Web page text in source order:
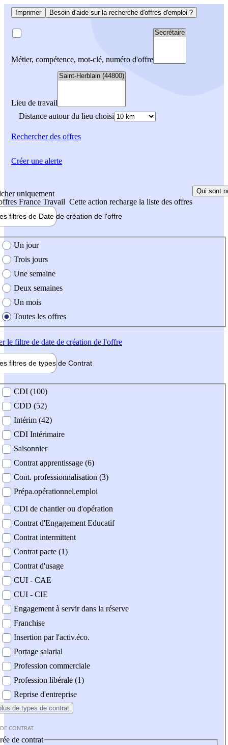
Imprimer Besoin d'aide sur la recherche d'offres d'emploi ?
Métier, compétence, mot-clé, numéro d'offre
Lieu de travail
Distance autour du lieu choisi
Rechercherdes offres
uniquement
France Travail Cette action recharge la liste des offres
Qui sont
filtres de Date de création de l'offre
création de l'offre
Un jour
Trois jours
Une semaine
Deux semaines
Un mois
Toutes les offres
le filtre de date de création de l'offre
filtres de types de Contrat
contrat
CDI (100)
CDD (52)
Intérim (42)
CDI Intérimaire
Saisonnier
Contrat apprentissage (6)
Cont. professionnalisation (3)
Prépa.opérationnel.emploi
CDI de chantier ou d'opération
Contrat d'Engagement Educatif
Contrat intermittent
Contrat pacte (1)
Contrat d'usage
CUI - CAE
CUI - CIE
Engagement à servir dans la réserve
Franchise
Insertion par l'activ.éco.
Portage salarial
Profession commerciale
Profession libérale (1)
Reprise d'entreprise
de types de contrat
CONTRAT
de contrat
Créer une alerte